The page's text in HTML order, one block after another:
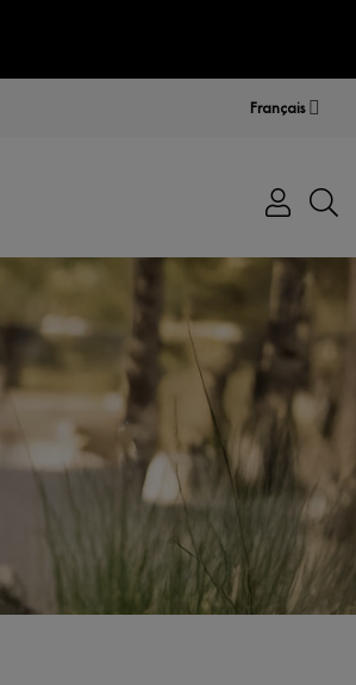
Français